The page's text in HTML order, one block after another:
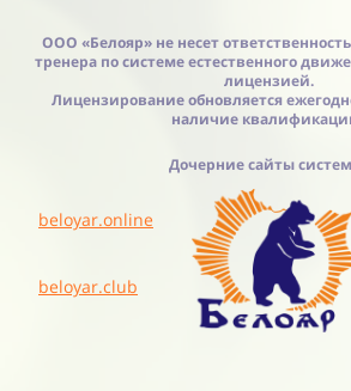
ООО «Белояр» не несет
тренера по системе естественного
лицензией.
Лицензирование обновляется
наличие
Дочерние сайты
beloyar.online
beloyar.club